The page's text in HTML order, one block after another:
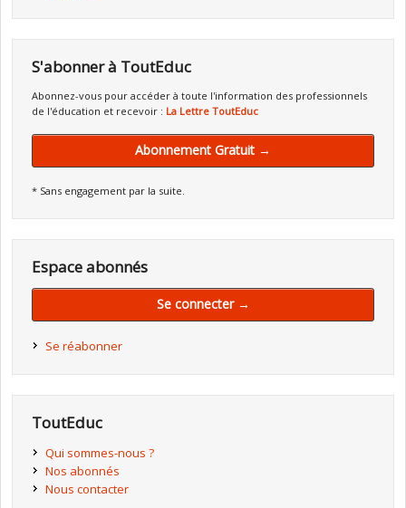
S'abonner à ToutEduc
Abonnez-vous pour accéder à toute l'information des professionnels
de l'éducation et recevoir : La Lettre ToutEduc
Abonnement Gratuit →
* Sans engagement par la suite.
Espace abonnés
Se connecter →
Se réabonner
ToutEduc
Qui sommes-nous ?
Nos abonnés
Nous contacter